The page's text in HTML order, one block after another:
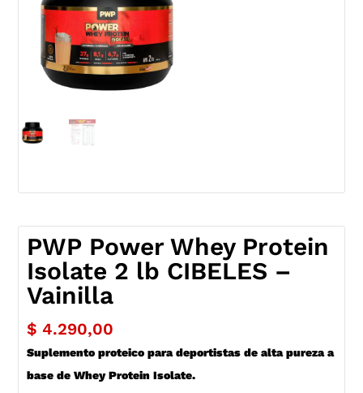
PWP Power Whey Protein
Isolate 2 lb CIBELES –
Vainilla
$ 4.290,00
Suplemento proteico para deportistas de alta pureza a
base de Whey Protein Isolate.